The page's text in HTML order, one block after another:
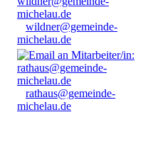
wildner@gemeinde-
michelau.de
rathaus@gemeinde-
michelau.de